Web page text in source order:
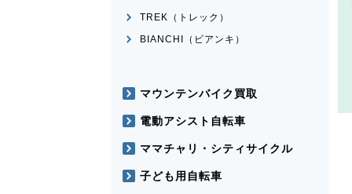
TREK（トレック）
BIANCHI（ビアンキ）
マウンテンバイク買取
電動アシスト自転車
ママチャリ・シティサイクル
子ども用自転車